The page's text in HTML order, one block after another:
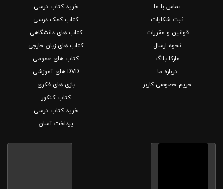
تماس با ما
ثبت شکایات
قوانین و مقررات
نحوه ارسال
مارکا بلاگ
درباره ما
حریم خصوصی کاربر
خرید کتاب درسی
کتاب کمک درسی
کتاب های دانشگاهی
کتاب های زبان خارجی
کتاب های عمومی
DVD های آموزشی
بازی های فکری
کتاب کنکور
خرید کتاب درسی
پرداخت آسان